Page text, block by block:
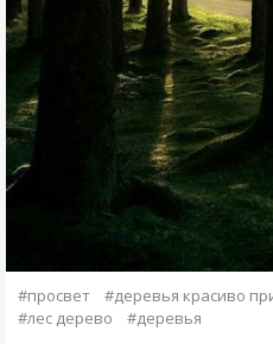
#просвет
#деревья красиво
#лес дерево
#деревья